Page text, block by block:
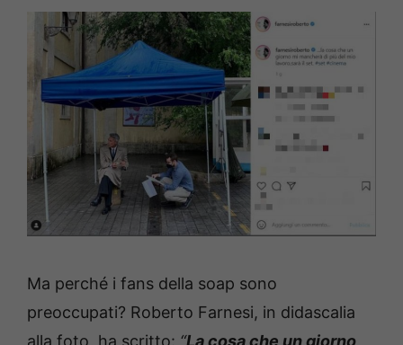
Ma perché i fans della soap sono
preoccupati? Roberto Farnesi, in didascalia
alla foto, ha scritto: “La cosa che un giorno